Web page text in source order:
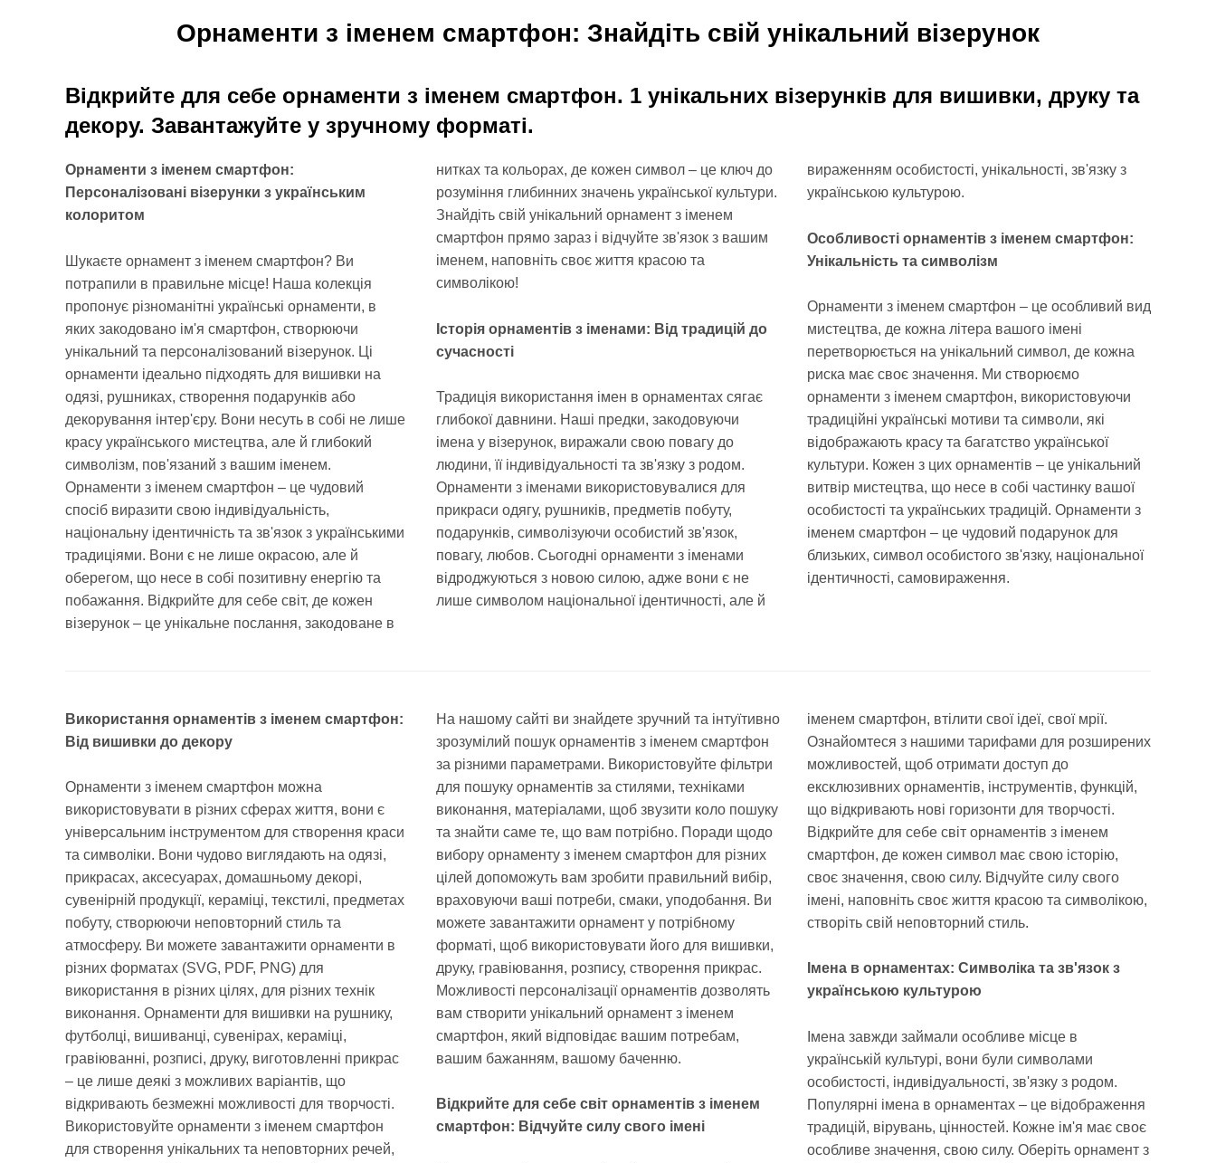
Орнаменти з іменем смартфон: Знайдіть свій унікальний візерунок
Відкрийте для себе орнаменти з іменем смартфон. 1 унікальних візерунків для вишивки, друку та
декору. Завантажуйте у зручному форматі.
Орнаменти з іменем смартфон:
Персоналізовані візерунки з українським
колоритом
Шукаєте орнамент з іменем смартфон? Ви
потрапили в правильне місце! Наша колекція
пропонує різноманітні українські орнаменти, в
яких закодовано ім'я смартфон, створюючи
унікальний та персоналізований візерунок. Ці
орнаменти ідеально підходять для вишивки на
одязі, рушниках, створення подарунків або
декорування інтер'єру. Вони несуть в собі не лише
красу українського мистецтва, але й глибокий
символізм, пов'язаний з вашим іменем.
Орнаменти з іменем смартфон – це чудовий
спосіб виразити свою індивідуальність,
національну ідентичність та зв'язок з українськими
традиціями. Вони є не лише окрасою, але й
оберегом, що несе в собі позитивну енергію та
побажання. Відкрийте для себе світ, де кожен
візерунок – це унікальне послання, закодоване в
нитках та кольорах, де кожен символ – це ключ до
розуміння глибинних значень української культури.
Знайдіть свій унікальний орнамент з іменем
смартфон прямо зараз і відчуйте зв'язок з вашим
іменем, наповніть своє життя красою та
символікою!
Історія орнаментів з іменами: Від традицій до
сучасності
Традиція використання імен в орнаментах сягає
глибокої давнини. Наші предки, закодовуючи
імена у візерунок, виражали свою повагу до
людини, її індивідуальності та зв'язку з родом.
Орнаменти з іменами використовувалися для
прикраси одягу, рушників, предметів побуту,
подарунків, символізуючи особистий зв'язок,
повагу, любов. Сьогодні орнаменти з іменами
відроджуються з новою силою, адже вони є не
лише символом національної ідентичності, але й
вираженням особистості, унікальності, зв'язку з
українською культурою.
Особливості орнаментів з іменем смартфон:
Унікальність та символізм
Орнаменти з іменем смартфон – це особливий вид
мистецтва, де кожна літера вашого імені
перетворюється на унікальний символ, де кожна
риска має своє значення. Ми створюємо
орнаменти з іменем смартфон, використовуючи
традиційні українські мотиви та символи, які
відображають красу та багатство української
культури. Кожен з цих орнаментів – це унікальний
витвір мистецтва, що несе в собі частинку вашої
особистості та українських традицій. Орнаменти з
іменем смартфон – це чудовий подарунок для
близьких, символ особистого зв'язку, національної
ідентичності, самовираження.
Використання орнаментів з іменем смартфон:
Від вишивки до декору
Орнаменти з іменем смартфон можна
використовувати в різних сферах життя, вони є
універсальним інструментом для створення краси
та символіки. Вони чудово виглядають на одязі,
прикрасах, аксесуарах, домашньому декорі,
сувенірній продукції, кераміці, текстилі, предметах
побуту, створюючи неповторний стиль та
атмосферу. Ви можете завантажити орнаменти в
різних форматах (SVG, PDF, PNG) для
використання в різних цілях, для різних технік
виконання. Орнаменти для вишивки на рушнику,
футболці, вишиванці, сувенірах, кераміці,
гравіюванні, розписі, друку, виготовленні прикрас
– це лише деякі з можливих варіантів, що
відкривають безмежні можливості для творчості.
Використовуйте орнаменти з іменем смартфон
для створення унікальних та неповторних речей,
На нашому сайті ви знайдете зручний та інтуїтивно
зрозумілий пошук орнаментів з іменем смартфон
за різними параметрами. Використовуйте фільтри
для пошуку орнаментів за стилями, техніками
виконання, матеріалами, щоб звузити коло пошуку
та знайти саме те, що вам потрібно. Поради щодо
вибору орнаменту з іменем смартфон для різних
цілей допоможуть вам зробити правильний вибір,
враховуючи ваші потреби, смаки, уподобання. Ви
можете завантажити орнамент у потрібному
форматі, щоб використовувати його для вишивки,
друку, гравіювання, розпису, створення прикрас.
Можливості персоналізації орнаментів дозволять
вам створити унікальний орнамент з іменем
смартфон, який відповідає вашим потребам,
вашим бажанням, вашому баченню.
Відкрийте для себе світ орнаментів з іменем
смартфон: Відчуйте силу свого імені
іменем смартфон, втілити свої ідеї, свої мрії.
Ознайомтеся з нашими тарифами для розширених
можливостей, щоб отримати доступ до
ексклюзивних орнаментів, інструментів, функцій,
що відкривають нові горизонти для творчості.
Відкрийте для себе світ орнаментів з іменем
смартфон, де кожен символ має свою історію,
своє значення, свою силу. Відчуйте силу свого
імені, наповніть своє життя красою та символікою,
створіть свій неповторний стиль.
Імена в орнаментах: Символіка та зв'язок з
українською культурою
Імена завжди займали особливе місце в
українській культурі, вони були символами
особистості, індивідуальності, зв'язку з родом.
Популярні імена в орнаментах – це відображення
традицій, вірувань, цінностей. Кожне ім'я має своє
особливе значення, свою силу. Оберіть орнамент з